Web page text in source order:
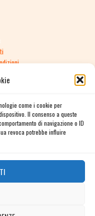
come i cookie per
Il consenso a queste
di navigazione o ID
revoca potrebbe influire
consegna
Privacy